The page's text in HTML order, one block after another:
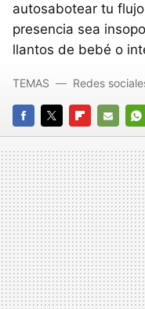
autosabotear tu
presencia sea
llantos de bebé o
FACEBOOK
TWITTERFLIPBOARD
E-
MAIL
TEMAS Redes